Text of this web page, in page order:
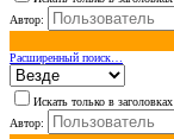
Автор:
Расширенный поиск…
Искать только в заголовках
Автор: